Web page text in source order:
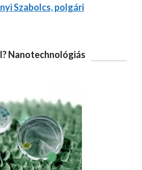
Szabolcs, polgári
Nanotechnológiás